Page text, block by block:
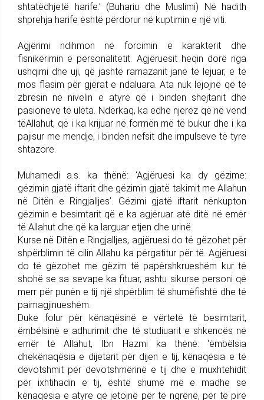
shtatëdhjetë harife.’ (Buhariu dhe Muslimi) Në hadith
shprehja harife është përdorur në kuptimin e një viti.
Agjërimi ndihmon në forcimin e karakterit dhe
fisnikërimin e personalitetit. Agjëruesit heqin dorë nga
ushqimi dhe uji, që jashtë ramazanit janë të lejuar, e të
mos flasim për gjërat e ndaluara. Ata nuk lejojnë që të
zbresin në nivelin e atyre që i binden shejtanit dhe
pasioneve të ulëta. Ndërkaq, ka edhe njerëz që në vend
tëAllahut, që i ka krijuar në formën më të bukur dhe i ka
pajisur me mendje, i binden nefsit dhe impulseve të tyre
shtazore.
Muhamedi a.s. ka thënë: ‘Agjëruesi ka dy gëzime:
gëzimin gjatë iftarit dhe gëzimin gjatë takimit me Allahun
në Ditën e Ringjalljes’. Gëzimi gjatë iftarit nënkupton
gëzimin e besimtarit që e ka agjëruar atë ditë në emër
të Allahut dhe që ka larguar etjen dhe urinë.
Kurse në Ditën e Ringjalljes, agjëruesi do të gëzohet për
shpërblimin të cilin Allahu ka përgatitur për të. Agjëruesi
do të gëzohet me gëzim të papërshkrueshëm kur të
shohë se sa sevape ka fituar, ashtu sikurse personi që
merr për punën e tij një shpërblim të shumëfishtë dhe të
paimagjinueshëm.
Duke folur për kënaqësinë e vërtetë të besimtarit,
ëmbëlsinë e adhurimit dhe të studiuarit e shkencës në
emër të Allahut, Ibn Hazmi ka thënë: ‘ëmbëlsia
dhekënaqësia e dijetarit për dijen e tij, kënaqësia e të
devotshmit për devotshmërinë e tij dhe e muxhtehidit
për ixhtihadin e tij, është shumë më e madhe se
kënaqësia e atyre që jetojnë për të ngrënë, për të pirë